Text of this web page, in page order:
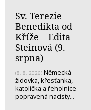
Sv. Terezie
Benedikta od
Kříže – Edita
Steinová (9.
srpna)
(8. 8. 2026) Německá
židovka, křesťanka,
katolička a řeholnice -
popravená nacisty...